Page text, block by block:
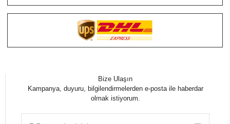
Bize Ulaşın
Kampanya, duyuru, bilgilendirmelerden e-posta ile haberdar
olmak istiyorum.